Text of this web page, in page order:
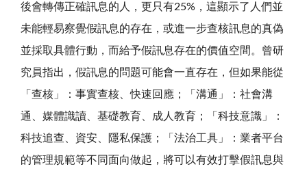
後會轉傳正確訊息的人，更只有25%，這顯示了人們並
未能輕易察覺假訊息的存在，或進一步查核訊息的真偽
並採取具體行動，而給予假訊息存在的價值空間。曾研
究員指出，假訊息的問題可能會一直存在，但如果能從
「查核」：事實查核、快速回應；「溝通」：社會溝
通、媒體識讀、基礎教育、成人教育；「科技意識」：
科技追查、資安、隱私保護；「法治工具」：業者平台
的管理規範等不同面向做起，將可以有效打擊假訊息與